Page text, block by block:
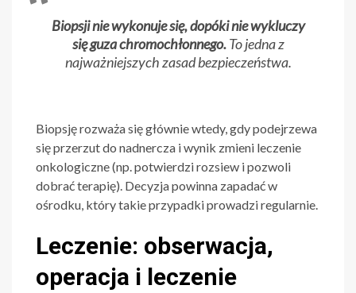
Biopsji nie wykonuje się, dopóki nie wykluczy
się guza chromochłonnego.To jedna z
najważniejszych zasad bezpieczeństwa.
Biopsję rozważa się głównie wtedy, gdy podejrzewa
się przerzut do nadnercza i wynik zmieni leczenie
onkologiczne (np. potwierdzi rozsiew i pozwoli
dobrać terapię). Decyzja powinna zapadać w
ośrodku, który takie przypadki prowadzi regularnie.
Leczenie: obserwacja,
operacja i leczenie